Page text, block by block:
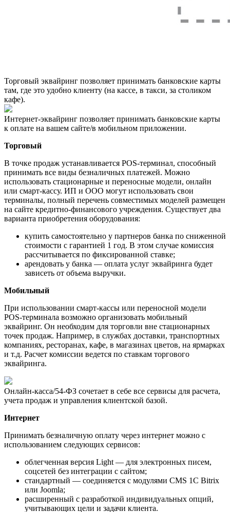
Торговый эквайринг позволяет принимать банковские карты
там, где это удобно клиенту (на кассе, в такси, за столиком
кафе).
Интернет-эквайринг позволяет принимать банковские карты
к оплате на вашем сайте/в мобильном приложении.
Торговый
В точке продаж устанавливается POS-терминал, способный
принимать все виды безналичных платежей. Можно
использовать стационарные и переносные модели, онлайн
или смарт-кассу. ИП и ООО могут использовать свои
терминалы, полный перечень совместимых моделей размещен
на сайте кредитно-финансового учреждения. Существует два
варианта приобретения оборудования:
купить самостоятельно у партнеров банка по сниженной
стоимости с гарантией 1 год. В этом случае комиссия
рассчитывается по фиксированной ставке;
арендовать у банка — оплата услуг эквайринга будет
зависеть от объема выручки.
Мобильный
При использовании смарт-кассы или переносной модели
POS-терминала возможно организовать мобильный
эквайринг. Он необходим для торговли вне стационарных
точек продаж. Например, в службах доставки, транспортных
компаниях, ресторанах, кафе, в магазинах цветов, на ярмарках
и т.д. Расчет комиссии ведется по ставкам торгового
эквайринга.
Онлайн-касса/54-ФЗ сочетает в себе все сервисы для расчета,
учета продаж и управления клиентской базой.
Интернет
Принимать безналичную оплату через интернет можно с
использованием следующих сервисов:
облегченная версия Light — для электронных писем,
соцсетей без интеграции с сайтом;
стандартный — соединяется с модулями CMS 1С Bitrix
или Joomla;
расширенный с разработкой индивидуальных опций,
учитывающих цели и задачи клиента.